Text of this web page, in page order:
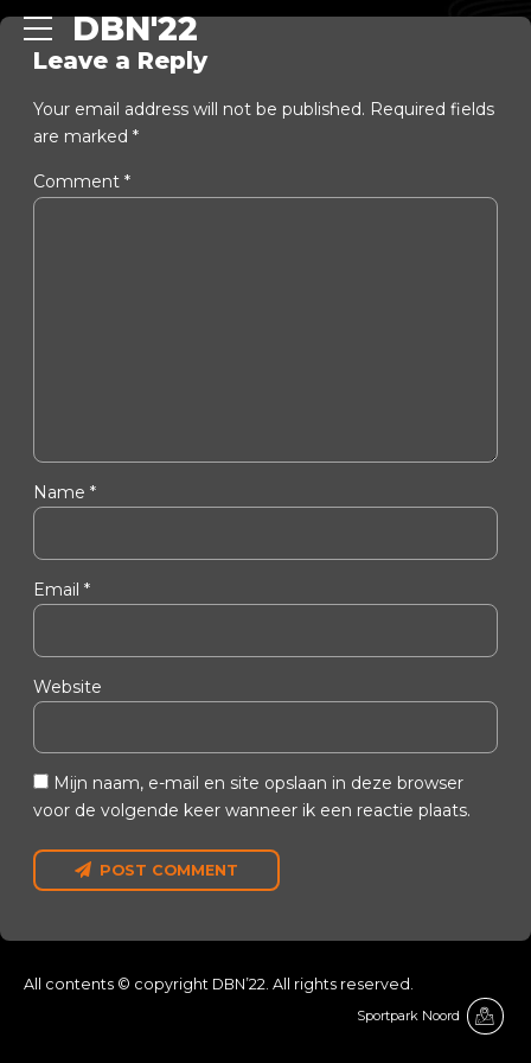
DBN'22
Leave a Reply
Your email address will not be published. Required fields
are marked *
Comment *
Name *
Email *
Website
Mijn naam, e-mail en site opslaan in deze browser
voor de volgende keer wanneer ik een reactie plaats.
POST COMMENT
All contents © copyright DBN’22. All rights reserved.
Sportpark Noord